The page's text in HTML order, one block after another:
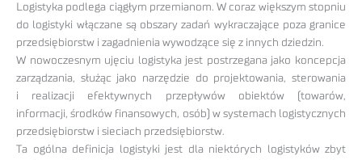
Logistyka podlega ciągłym przemianom. W coraz większym stopniu
do logistyki włączane są obszary zadań wykraczające poza granice
przedsiębiorstw i zagadnienia wywodzące się z innych dziedzin.
W nowoczesnym ujęciu logistyka jest postrzegana jako koncepcja
zarządzania, służąc jako narzędzie do projektowania, sterowania
i realizacji efektywnych przepływów obiektów (towarów,
informacji, środków finansowych, osób) w systemach logistycznych
przedsiębiorstw i sieciach przedsiębiorstw.
Ta ogólna definicja logistyki jest dla niektórych logistyków zbyt